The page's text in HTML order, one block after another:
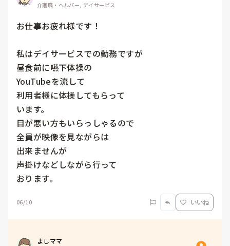
介護職・ヘルパー, デイサービス
お仕事お疲れ様です！
私はデイサービスでの勤務ですが
昼食前に嚥下体操の
YouTubeを流して
利用者様に体操してもらって
います。
目が悪い方もいらっしゃるので
全員が映像を見ながらは
出来ませんが
声掛けなどしながら行って
おります。
06/10 いいね
よしママ